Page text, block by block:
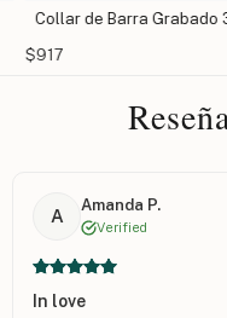
Collar Negro
A
Amanda P.
Verified
In love